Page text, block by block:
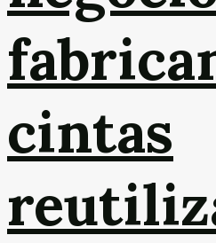
cintas